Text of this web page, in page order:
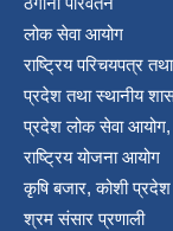
लोक सेवा आयोग
राष्ट्रिय परिचयपत्र
प्रदेश तथा स्थानीय
प्रदेश लोक सेवा
राष्ट्रिय योजना आयोग
कृषि बजार, कोशी
श्रम संसार प्रणाली